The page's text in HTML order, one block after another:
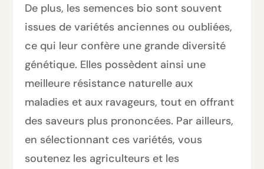
De plus, les semences bio sont souvent
issues de variétés anciennes ou oubliées,
ce qui leur confère une grande diversité
génétique. Elles possèdent ainsi une
meilleure résistance naturelle aux
maladies et aux ravageurs, tout en offrant
des saveurs plus prononcées. Par ailleurs,
en sélectionnant ces variétés, vous
soutenez les agriculteurs et les